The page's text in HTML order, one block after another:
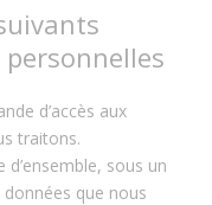
d’accès aux
traitons.
sous un
que nous